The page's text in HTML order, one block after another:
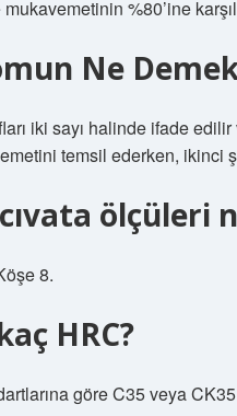
%80’ine
Ne
iki sayı halinde ifade edilir
temsil ederken, ikinci
ölçüleri
8.
HRC?
göre C35 veya